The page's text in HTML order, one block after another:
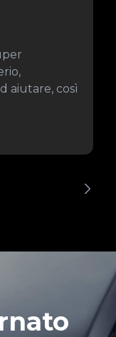
aiutare, così